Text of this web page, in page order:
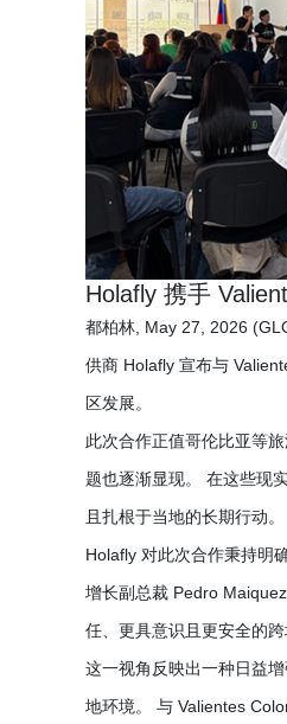
Holafly 携手
都柏林, May 27, 2026
供商 Holafly 宣布与
区发展。
此次合作正值哥伦比亚等
题也逐渐显现。 在这些现
且扎根于当地的长期行动。
Holafly 对此次合作秉持明
增长副总裁 Pedro
任、更具意识且更安全的
这一视角反映出一种日益
地环境。 与 Valientes